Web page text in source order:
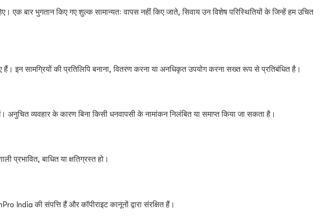
बार भुगतान किए गए शुल्क सामान्यतः वापस नहीं किए जाते, सिवाय उन विशेष परिस्थितियों के जिन्हें हम उचित
सामग्रियों की प्रतिलिपि बनाना, वितरण करना या अनधिकृत उपयोग करना सख्त रूप से प्रतिबंधित है।
व्यवहार के कारण बिना किसी धनवापसी के नामांकन निलंबित या समाप्त किया जा सकता है।
प्रभावित, बाधित या क्षतिग्रस्त हो।
की संपत्ति हैं और कॉपीराइट कानूनों द्वारा संरक्षित हैं।